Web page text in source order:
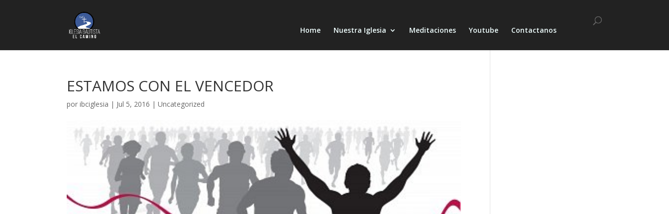
Home Nuestra Iglesia Meditaciones Youtube Contactanos
ESTAMOS CON EL VENCEDOR
poribciglesia | Jul 5, 2016 |Uncategorized